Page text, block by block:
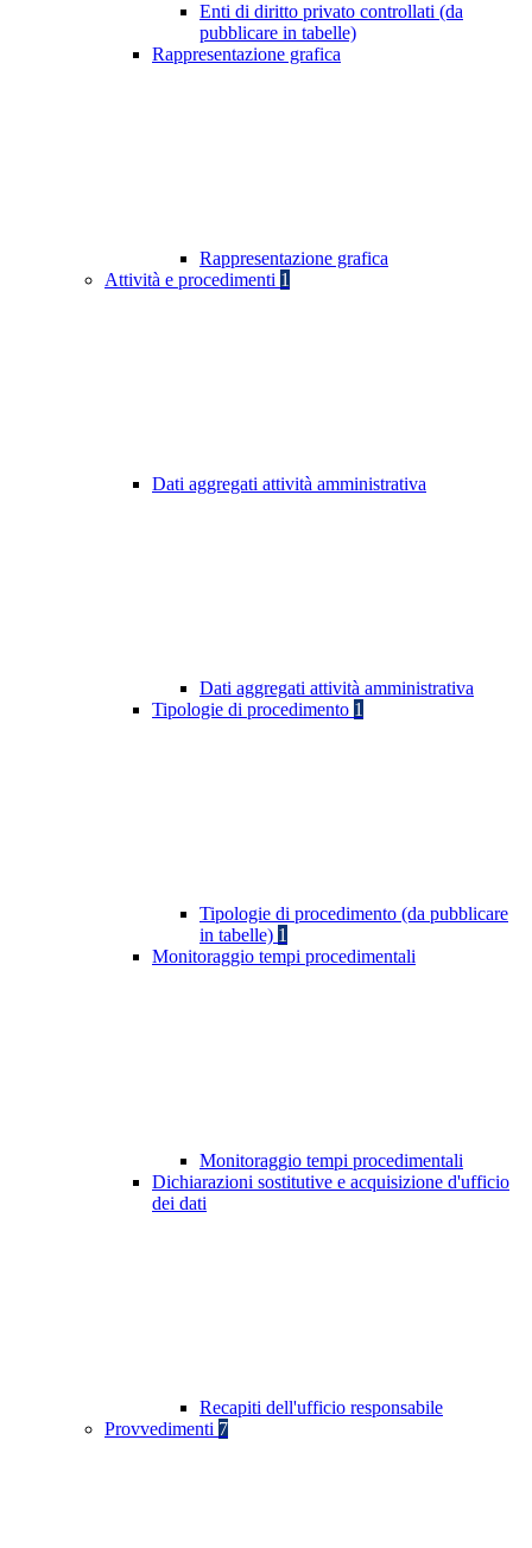
Enti di diritto privato controllati (da
pubblicare in tabelle)
Rappresentazione grafica
Rappresentazione grafica
Attività e procedimenti 1
Dati aggregati attività amministrativa
Dati aggregati attività amministrativa
Tipologie di procedimento 1
Tipologie di procedimento (da pubblicare
in tabelle) 1
Monitoraggio tempi procedimentali
Monitoraggio tempi procedimentali
Dichiarazioni sostitutive e acquisizione d'ufficio
dei dati
Recapiti dell'ufficio responsabile
Provvedimenti 7